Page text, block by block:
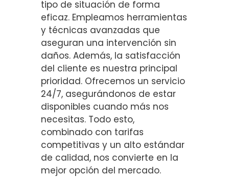
tipo de situación de forma
eficaz. Empleamos herramientas
y técnicas avanzadas que
aseguran una intervención sin
daños. Además, la satisfacción
del cliente es nuestra principal
prioridad. Ofrecemos un servicio
24/7, asegurándonos de estar
disponibles cuando más nos
necesitas. Todo esto,
combinado con tarifas
competitivas y un alto estándar
de calidad, nos convierte en la
mejor opción del mercado.